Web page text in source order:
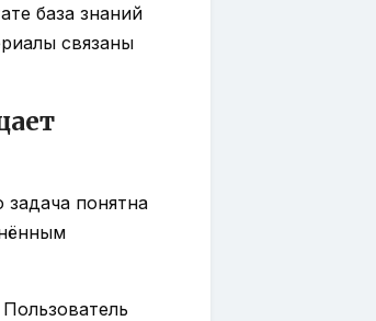
база знаний
связаны
задача понятна